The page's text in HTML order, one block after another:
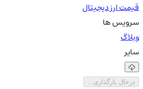
قیمت ارز دیجیتال
سرویس ها
وبلاگ
سایر
درحال بارگذاری...